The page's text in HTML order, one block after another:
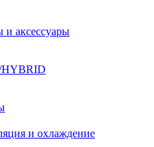
аксессуары
и охлаждение